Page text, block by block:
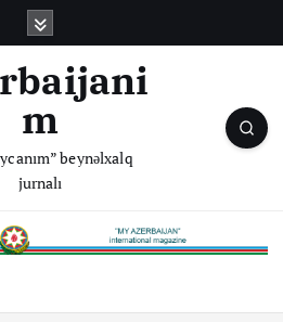
m
beynəlxalq
jurnalı